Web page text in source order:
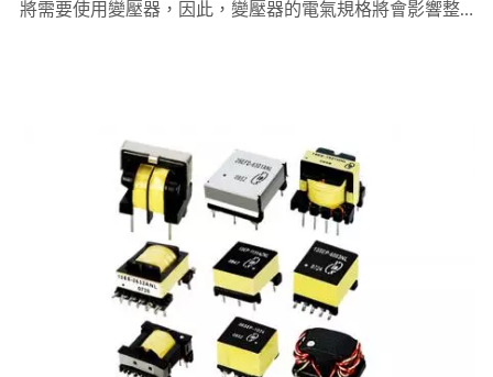
將需要使用變壓器，因此，變壓器的電氣規格將會影響整